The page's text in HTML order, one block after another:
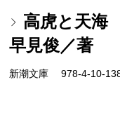
高虎と天海
早見俊／著
新潮文庫 978-4-10-